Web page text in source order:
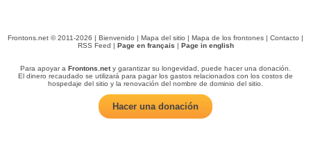
Frontons.net © 2011-2026 | Bienvenido | Mapa del sitio | Mapa de los frontones | Contacto |
RSS Feed | Page en français | Page in english
Para apoyar a Frontons.nety garantizar su longevidad, puede hacer una donación.
El dinero recaudado se utilizará para pagar los gastos relacionados con los costos de
hospedaje del sitio y la renovación del nombre de dominio del sitio.
Hacer una donación